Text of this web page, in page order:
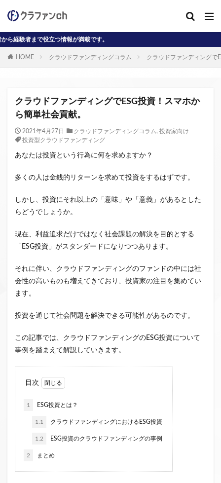
情報が満載です。
HOME クラウドファンディングコラム クラウドファンディングで
クラウドファンディングでESG投資！スマホか
ら簡単社会貢献。
2021年4月27日 クラウドファンディングコラム, 投資家向け
投資型クラウドファンディング
あなたは投資という行為に何を求めますか？
多くの人は金銭的リターンを求めて投資をするはずです。
しかし、投資にそれ以上の「意味」や「意義」があるとした
らどうでしょうか。
現在、利益追求だけではなく社会課題の解決を目的とする
「ESG投資」がスタンダードになりつつあります。
それに伴い、クラウドファンディングのファンドの中には社
会性の高いものも増えてきており、投資家の注目を集めてい
ます。
投資を通じて社会問題を解決できる可能性があるのです。
この記事では、クラウドファンディングのESG投資について
事例を踏まえて解説していきます。
目次
1 ESG投資とは？
1.1 クラウドファンディングにおけるESG投資
1.2 ESG投資のクラウドファンディングの事例
2 まとめ
カテゴリー
AD J-reit reit インタビュー動画
クラウドファンディングコラム
クラウファンディングコラム
デジタル証券 ニュース
不動産クラウドファンディング・オブ・ザ・イヤー
投資家向け 用語解説 系統用蓄電池
クラウドファンディング事業
クラウドファンディング新規参入
小規模不動産特定共同事業 事業者一覧
不動産特定共同事業法 非投資型クラウドファンディング
グローシップ・パートナーズ CrowdShip Funding
意識調査 市場調査 セミナー
キャンペーン
ソーシャルレンディング 分配実績
サービス一覧 インタビュー サービス提供開始
ファンド募集完了 登録受付開始 買取保証
ファンド募集終了
システム提供開始